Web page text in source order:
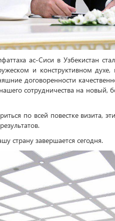
ас-Сиси в Узбекистан
и конструктивном духе,
договоренности
сотрудничества на новый,
по всей повестке визита,
страну завершается сегодня.